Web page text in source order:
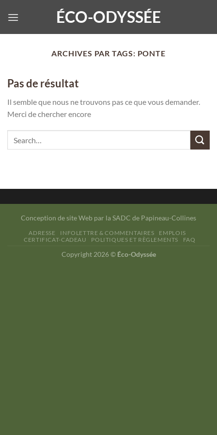
ÉCO-ODYSSÉE
ARCHIVES PAR TAGS: PONTE
Pas de résultat
Il semble que nous ne trouvons pas ce que vous demander.
Merci de chercher encore
Conception de site Web par la SADC de Papineau-Collines
ADRESSE INFOLETTRE & COMMENTAIRES
EMPLOIS
CERTIFICAT-CADEAU
POLITIQUES ET RÈGLEMENTS FAQ
Copyright 2026 © Éco-Odyssée